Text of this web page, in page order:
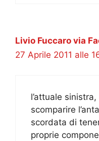
Livio Fuccaro via
27 Aprile 2011 alle
l’attuale
scomparire
scordata di
proprie